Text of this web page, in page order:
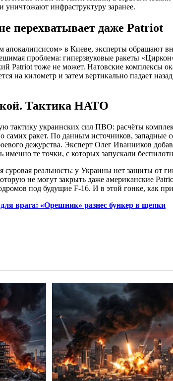
уничтожают инфраструктуру заранее.
перехватывает даже Patriot
апокалипсисом» в Киеве, эксперты обращают
проблема: гиперзвуковые ракеты
Patriot тоже не может. Натовские комплексы
на километр и затем вертикально падает
Тактика НАТО
украинских сил ПВО: расчёты
ракет. По данным источников,
дежурства. Эксперт Олег Иванников
именно те точки, с которых запускали
реальность: у Украины нет защиты от
не могут закрыть даже американские
под будущие F-16. И в этой гонке, как
врага: «Орешник» разнес бункер в щепки